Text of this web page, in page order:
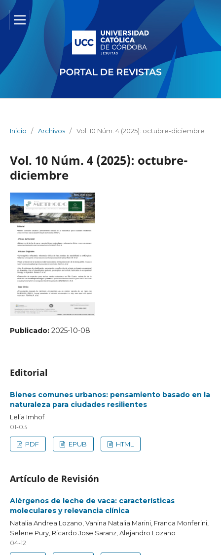
Inicio / Archivos / Vol. 10 Núm. 4 (2025): octubre-diciembre
Vol. 10 Núm. 4 (2025): octubre-
diciembre
Publicado: 2025-10-08
Editorial
Bienes comunes urbanos: pensamiento basado en la
naturaleza para ciudades resilientes
Lelia Imhof
01-03
PDF EPUB HTML
Artículo de Revisión
Alérgenos de leche de vaca: características
moleculares y relevancia clínica
Natalia Andrea Lozano, Vanina Natalia Marini, Franca Monferini,
Selene Pury, Ricardo Jose Saranz, Alejandro Lozano
04-12